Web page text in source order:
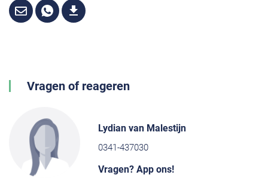
Vragen of reageren
Lydian van Malestijn
0341-437030
Vragen? App ons!